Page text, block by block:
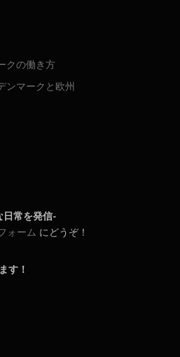
クの働き方
ンマークと欧州
常を発信-
ォーム にどうぞ！
す！